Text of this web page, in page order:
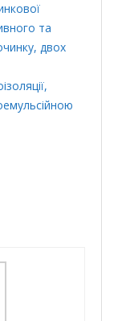
та
двох